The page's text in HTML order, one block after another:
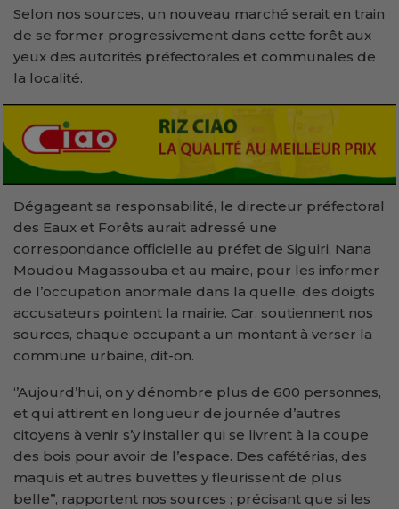
Selon nos sources, un nouveau marché serait en train
de se former progressivement dans cette forêt aux
yeux des autorités préfectorales et communales de
la localité.
Dégageant sa responsabilité, le directeur préfectoral
des Eaux et Forêts aurait adressé une
correspondance officielle au préfet de Siguiri, Nana
Moudou Magassouba et au maire, pour les informer
de l’occupation anormale dans la quelle, des doigts
accusateurs pointent la mairie. Car, soutiennent nos
sources, chaque occupant a un montant à verser la
commune urbaine, dit-on.
‘’Aujourd’hui, on y dénombre plus de 600 personnes,
et qui attirent en longueur de journée d’autres
citoyens à venir s’y installer qui se livrent à la coupe
des bois pour avoir de l’espace. Des cafétérias, des
maquis et autres buvettes y fleurissent de plus
belle’’, rapportent nos sources ; précisant que si les